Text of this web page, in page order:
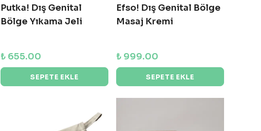
Putka! Dış Genital
Bölge Yıkama Jeli
₺ 655.00
SEPETE EKLE
Efso! Dış Genital Bölge
Masaj Kremi
₺ 999.00
SEPETE EKLE